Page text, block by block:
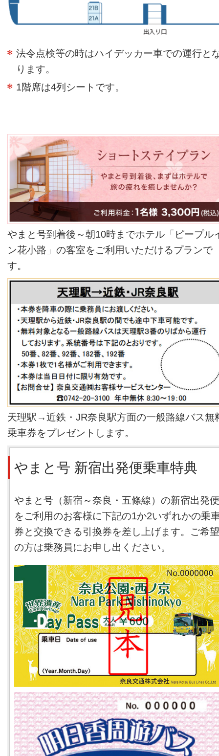
法令点検等の時はハイデッカー車での運行と
ります。
1階席は4列シートです。
やまと号到着後～朝10時までホテル「ピープル
ン花小路」の客室をご利用いただけるプランで
す。
天理駅→近鉄・JR奈良駅方面の一般路線バス無
乗車券をプレゼントします。
やまと号 新宿出発便乗車特典
やまと号（新宿～奈良・五條線）の新宿出発便
をご利用のお客様に下記の1か2いずれかの乗
券と交換できる引換券を差し上げます。ご希望
の方は乗務員にお申し出ください。